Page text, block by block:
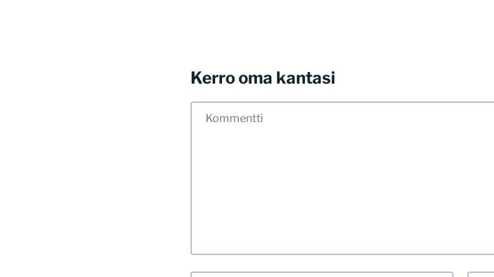
Kerro oma kantasi
myös kunnollisen meiliosoitteen. Minua ja mielipiteitäni
hyvät tavat. Karsin jo etukäteen kaikki alatyyliset